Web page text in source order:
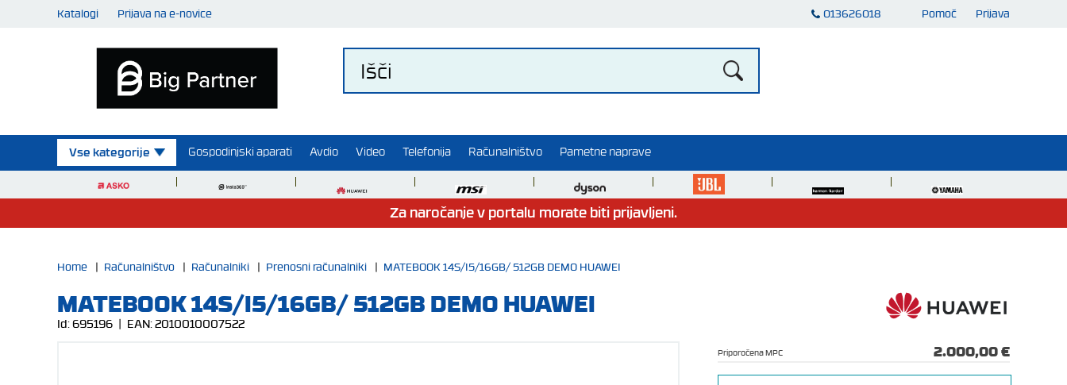
Katalogi Prijava na e-novice 013626018 Pomoč Prijava
Vse kategorije Gospodinjski aparati Avdio Video Telefonija Računalništvo Pametne naprave
Za naročanje v portalu morate biti prijavljeni.
Home | Računalništvo | Računalniki | Prenosni računalniki | MATEBOOK 14S/I5/16GB/ 512GB DEMO HUAWEI
MATEBOOK 14S/I5/16GB/ 512GB DEMO HUAWEI
Id:695196 | EAN:2010010007522
Priporočena MPC 2.000,00 €